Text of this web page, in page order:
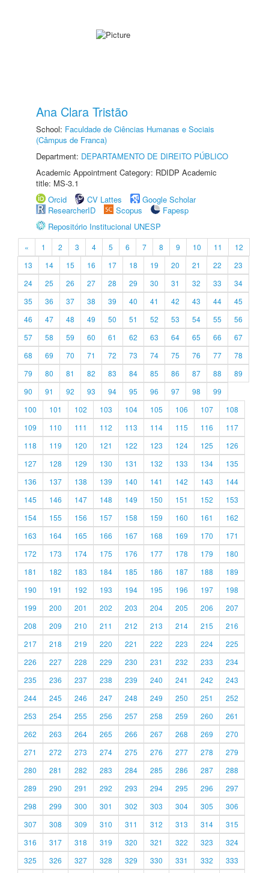
Ana Clara Tristão
School: Faculdade de Ciências Humanas e Sociais
(Câmpus de Franca)
Department: DEPARTAMENTO DE DIREITO PÚBLICO
Academic Appointment Category: RDIDP Academic
title: MS-3.1
Orcid
CV Lattes
Google Scholar
ResearcherID
Scopus
Fapesp
Repositório Institucional UNESP
« 1 2 3 4 5 6 7 8 9 10 11
12
13
14 15 16 17 18 19 20 21 22
23
24
25 26 27 28 29 30 31 32 33
34
35
36 37 38 39 40 41 42 43 44
45
46
47 48 49 50 51 52 53 54 55
56
57
58 59 60 61 62 63 64 65 66
67
68
69 70 71 72 73 74 75 76 77
78
79
80 81 82 83 84 85 86 87 88
89
90
91 92 93 94 95 96 97 98
99
100
101 102 103 104 105 106 107
108
109
110 111 112 113 114 115 116
117
118
119 120 121 122 123 124 125
126
127
128 129 130 131 132 133 134
135
136
137 138 139 140 141 142 143
144
145
146 147 148 149 150 151 152
153
154
155 156 157 158 159 160 161
162
163
164 165 166 167 168 169 170
171
172
173 174 175 176 177 178 179
180
181
182 183 184 185 186 187 188
189
190
191 192 193 194 195 196 197
198
199
200 201 202 203 204 205 206
207
208
209 210 211 212 213 214 215
216
217
218 219 220 221 222 223 224
225
226
227 228 229 230 231 232 233
234
235
236 237 238 239 240 241 242
243
244
245 246 247 248 249 250 251
252
253
254 255 256 257 258 259 260
261
262
263 264 265 266 267 268 269
270
271
272 273 274 275 276 277 278
279
280
281 282 283 284 285 286 287
288
289
290 291 292 293 294 295 296
297
298
299 300 301 302 303 304 305
306
307
308 309 310 311 312 313 314
315
316
317 318 319 320 321 322 323
324
325
326 327 328 329 330 331 332 333